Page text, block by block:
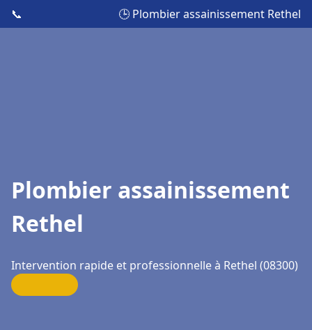
📞 🕒 Plombier assainissement Rethel
Plombier assainissement
Rethel
Intervention rapide et professionnelle à Rethel (08300)